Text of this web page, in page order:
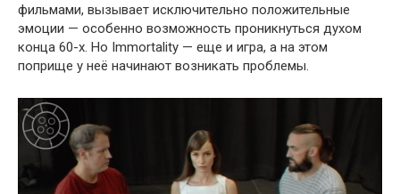
фильмами, вызывает исключительно положительные
эмоции — особенно возможность проникнуться духом
конца 60-х. Но Immortality — еще и игра, а на этом
поприще у неё начинают возникать проблемы.